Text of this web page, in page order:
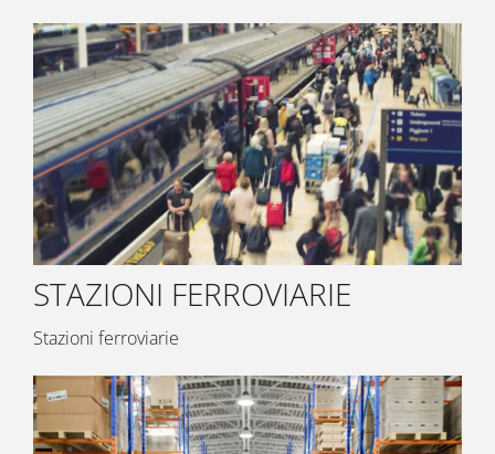
STAZIONI FERROVIARIE
Stazioni ferroviarie